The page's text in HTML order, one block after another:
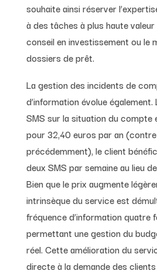
souhaite ainsi réserver
à des tâches à plus haute
conseil en investissement ou le
dossiers de prêt.
La gestion des incidents de
d’information évolue
SMS sur la situation du compte
pour 32,40 euros par an
précédemment), le client
deux SMS par semaine au lieu
Bien que le prix augmente
intrinsèque du service est
fréquence d’information quatre
permettant une gestion du
réel. Cette amélioration du
directe à la demande des